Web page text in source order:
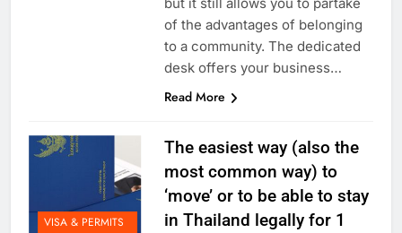
but it still allows you to partake
of the advantages of belonging
to a community. The dedicated
The easiest way (also the
most common way) to
‘move’ or to be able to stay